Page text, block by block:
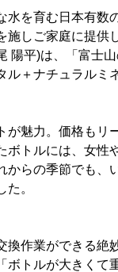
を育む日本有数
施しご家庭に提
陽平)は、「富士
ル＋ナチュラルミ
魅力。価格もリ
ボトルには、女性
からの季節でも、
。
換作業ができる絶
トルが大きくて